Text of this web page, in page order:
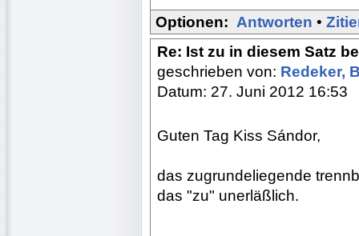
Optionen: Antworten •
Re: Ist zu in diesem Satz
geschrieben von: Redeker,
Datum: 27. Juni 2012 16:53
Guten Tag Kiss Sándor,
das zugrundeliegende
das "zu" unerläßlich.